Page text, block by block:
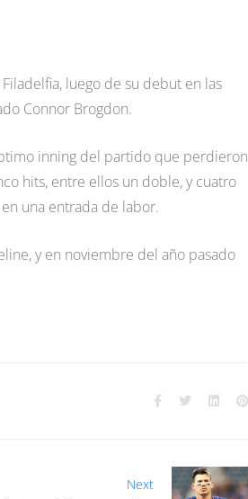
luego de su debut en las
Connor Brogdon.
inning del partido que perdieron
hits, entre ellos un doble, y cuatro
una entrada de labor.
y en noviembre del año pasado
Next